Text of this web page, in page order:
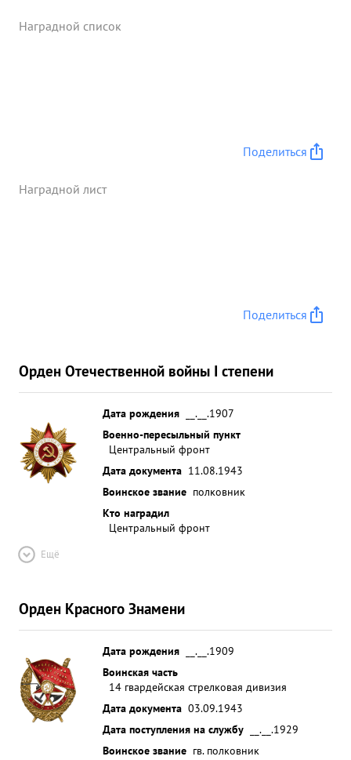
Наградной список
Поделиться
Наградной лист
Поделиться
Орден Отечественной войны I степени
Дата рождения
__.__.1907
Военно-пересыльный пункт
Центральный фронт
Дата документа 11.08.1943
Воинское звание полковник
Кто наградил
Центральный фронт
Ещё
Орден Красного Знамени
Дата рождения
__.__.1909
Воинская часть
14 гвардейская стрелковая дивизия
Дата документа 03.09.1943
Дата поступления на службу
__.__.1929
Воинское звание гв. полковник